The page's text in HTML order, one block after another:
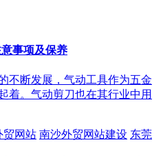
事项及保养
不断发展，气动工具作为五金
着。气动剪刀也在其行业中用
贸网站 南沙外贸网站建设 东莞